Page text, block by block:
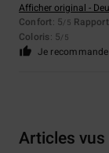
Afficher original -
Confort: 5/5
Coloris: 5/5
Je
Articles